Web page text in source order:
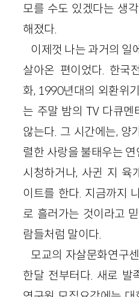
모를 수도 있겠다는 생
해졌다.
이제껏 나는 과거의 일
살아온 편이었다. 한국
화, 1990년대의 외환위
는 주말 밤의 TV 다큐멘
않는다. 그 시간에는, 양
렬한 사랑을 불태우는
시청하거나, 사귄 지 육
이트를 한다. 지금까지
로 흘러가는 것이라고
람들처럼 말이다.
모교의 자살문화연구
한달 전부터다. 새로 발